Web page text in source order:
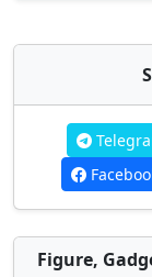
Figure,